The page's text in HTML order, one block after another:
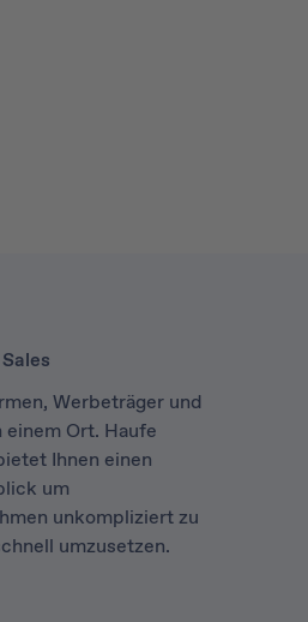
Werbeträger und
Ort. Haufe
Ihnen einen
um
unkompliziert zu
umzusetzen.